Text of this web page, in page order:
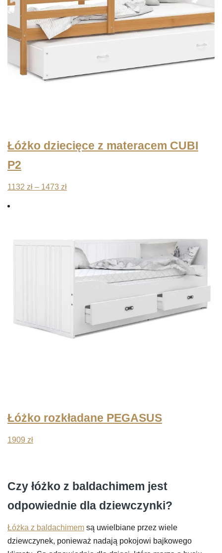
Łóżko dziecięce z materacem CUBI
P2
1132 zł – 1473 złZakres
do
1473 zł
Łóżko rozkładane PEGASUS
1909 zł
Czy łóżko z baldachimem jest
odpowiednie dla dziewczynki?
Łóżka z baldachimem są uwielbiane przez wiele
dziewczynek, ponieważ nadają pokojowi bajkowego